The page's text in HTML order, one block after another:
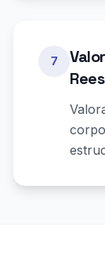
7